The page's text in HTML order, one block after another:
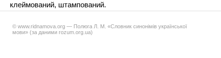
клеймований, штампований.
© www.ridnamova.org — Полюга Л. М. «Словник синонімів української
мови» (за даними rozum.org.ua)